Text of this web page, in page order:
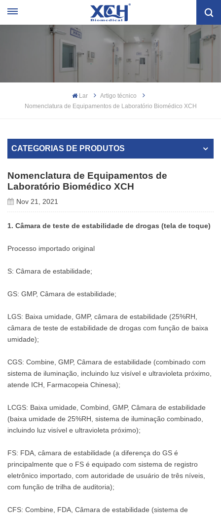
Lar
Artigo técnico
Nomenclatura de Equipamentos de Laboratório Biomédico XCH
CATEGORIAS DE PRODUTOS
Nomenclatura de Equipamentos de
Laboratório Biomédico XCH
Nov 21, 2021
1. Câmara de teste de estabilidade de drogas (tela de toque)
Processo importado original
S: Câmara de estabilidade;
GS: GMP, Câmara de estabilidade;
LGS: Baixa umidade, GMP, câmara de estabilidade (25%RH,
câmara de teste de estabilidade de drogas com função de baixa
umidade);
CGS: Combine, GMP, Câmara de estabilidade (combinado com
sistema de iluminação, incluindo luz visível e ultravioleta próximo,
atende ICH, Farmacopeia Chinesa);
LCGS: Baixa umidade, Combind, GMP, Câmara de estabilidade
(baixa umidade de 25%RH, sistema de iluminação combinado,
incluindo luz visível e ultravioleta próximo);
FS: FDA, câmara de estabilidade (a diferença do GS é
principalmente que o FS é equipado com sistema de registro
eletrônico importado, com autoridade de usuário de três níveis,
com função de trilha de auditoria);
CFS: Combine, FDA, Câmara de estabilidade (sistema de